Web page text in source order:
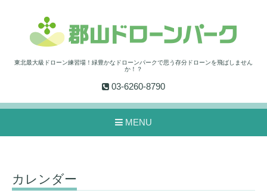
東北最大級ドローン練習場！緑豊かなドローンパークで思う存分ドローンを飛ばしません
か！？
03-6260-8790
MENU
カレンダー